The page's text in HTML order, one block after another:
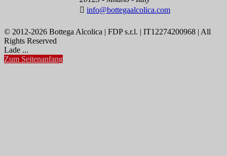
 info@bottegaalcolica.com
© 2012-2026 Bottega Alcolica | FDP s.r.l. | IT12274200968 | All
Rights Reserved
Lade ...
Zum Seitenanfang